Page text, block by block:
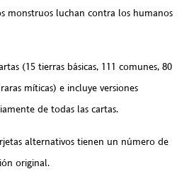
monstruos luchan contra los humanos
(15 tierras básicas, 111 comunes, 80
míticas) e incluye versiones
de todas las cartas.
alternativos tienen un número de
original.